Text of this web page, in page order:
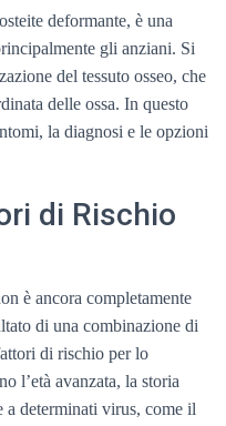
E
deformante, è una
gli anziani. Si
del tessuto osseo, che
delle ossa. In questo
la diagnosi e le opzioni
di Rischio
è ancora completamente
di una combinazione di
di rischio per lo
l’età avanzata, la storia
a determinati virus, come il